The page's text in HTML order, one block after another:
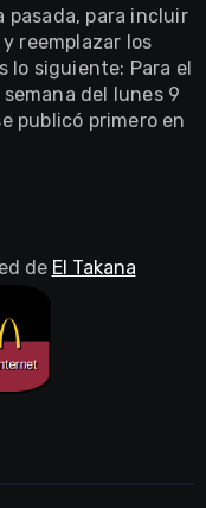
pasada, para incluir
reemplazar los
lo siguiente: Para el
del lunes 9
publicó primero en
de El Takana